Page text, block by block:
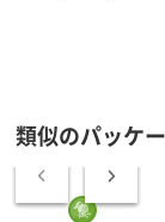
類似のパッケ